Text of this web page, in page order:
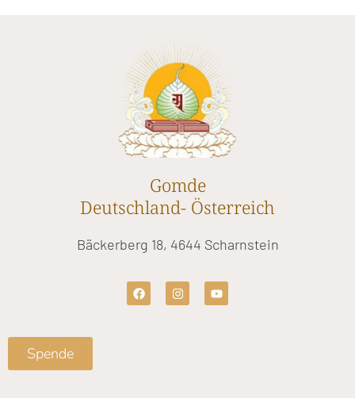
Gomde
Deutschland- Österreich
Bäckerberg 18, 4644 Scharnstein
F
a
c
I
n
s
Y
o
u
Spende